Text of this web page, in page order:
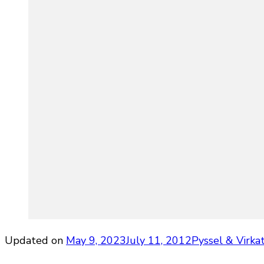
Updated on May 9, 2023July 11, 2012Pyssel &